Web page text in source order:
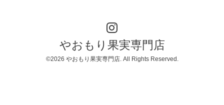
やおもり果実専門店
©2026 やおもり果実専門店. All Rights Reserved.